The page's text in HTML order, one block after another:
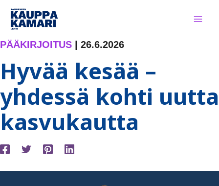
Siirry
sisältöön
PÄÄKIRJOITUS 26.6.2026
Hyvää kesää –
yhdessä kohti uutta
kasvukautta